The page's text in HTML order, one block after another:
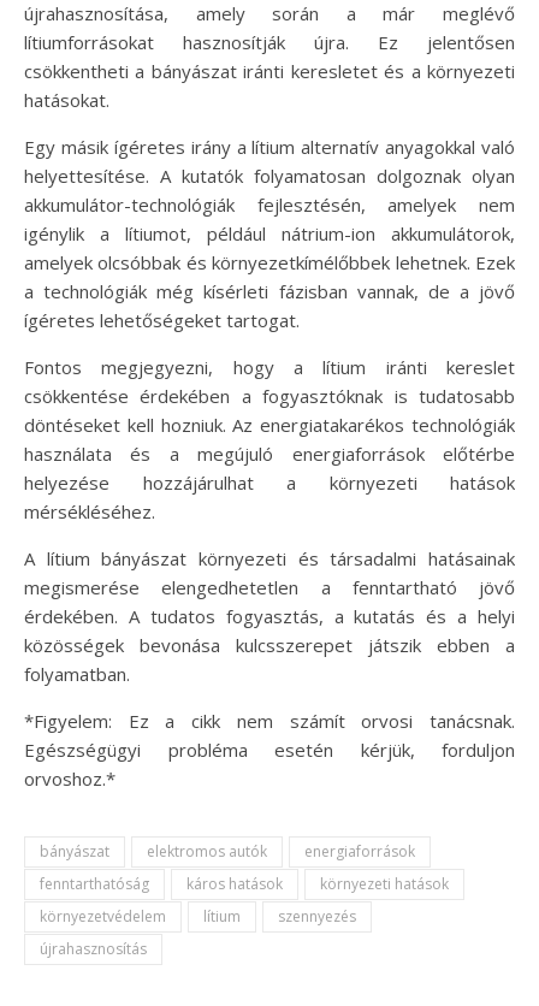
újrahasznosítása, amely során a már meglévő
lítiumforrásokat hasznosítják újra. Ez jelentősen
csökkentheti a bányászat iránti keresletet és a környezeti
hatásokat.
Egy másik ígéretes irány a lítium alternatív anyagokkal való
helyettesítése. A kutatók folyamatosan dolgoznak olyan
akkumulátor-technológiák fejlesztésén, amelyek nem
igénylik a lítiumot, például nátrium-ion akkumulátorok,
amelyek olcsóbbak és környezetkímélőbbek lehetnek. Ezek
a technológiák még kísérleti fázisban vannak, de a jövő
ígéretes lehetőségeket tartogat.
Fontos megjegyezni, hogy a lítium iránti kereslet
csökkentése érdekében a fogyasztóknak is tudatosabb
döntéseket kell hozniuk. Az energiatakarékos technológiák
használata és a megújuló energiaforrások előtérbe
helyezése hozzájárulhat a környezeti hatások
mérsékléséhez.
A lítium bányászat környezeti és társadalmi hatásainak
megismerése elengedhetetlen a fenntartható jövő
érdekében. A tudatos fogyasztás, a kutatás és a helyi
közösségek bevonása kulcsszerepet játszik ebben a
folyamatban.
*Figyelem: Ez a cikk nem számít orvosi tanácsnak.
Egészségügyi probléma esetén kérjük, forduljon
orvoshoz.*
bányászat elektromos autók
energiaforrások
fenntarthatóság
káros hatások
környezeti hatások
környezetvédelem
lítium
szennyezés
újrahasznosítás